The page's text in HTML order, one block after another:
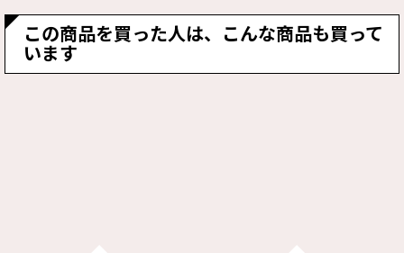
この商品を買った人は、こんな商品も買って
います